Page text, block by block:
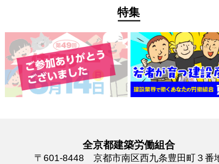
特集
全京都建築労働組合
〒601-8448 京都市南区西九条豊田町３番